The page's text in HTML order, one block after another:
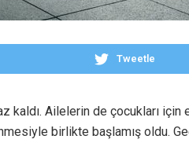
Tweetle
Ailelerin de çocukları için
birlikte başlamış oldu.